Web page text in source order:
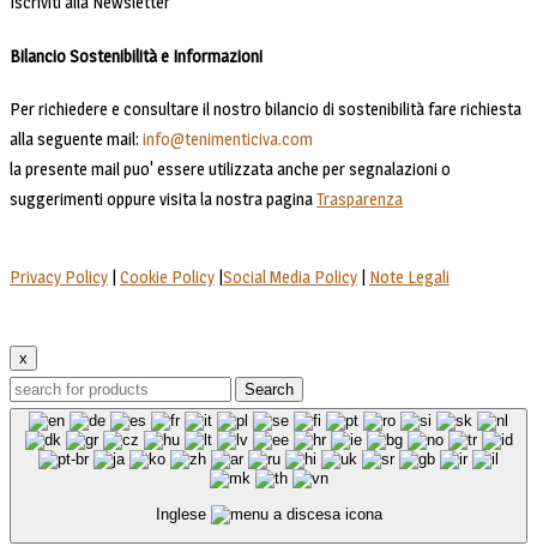
Bilancio Sostenibilità e Informazioni
Per richiedere e consultare il nostro bilancio di sostenibilità fare richiesta
alla seguente mail: info@tenimenticiva.com
la presente mail puo' essere utilizzata anche per segnalazioni o
suggerimenti oppure visita la nostra paginaTrasparenza
Privacy Policy | Cookie Policy |Social Media Policy | Note Legali
x
Search
Inglese